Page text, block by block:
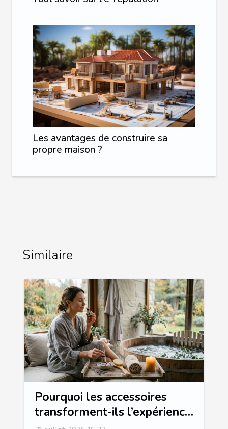
Les avantages de construire sa
propre maison ?
Similaire
Pourquoi les accessoires
transforment-ils l’expérience